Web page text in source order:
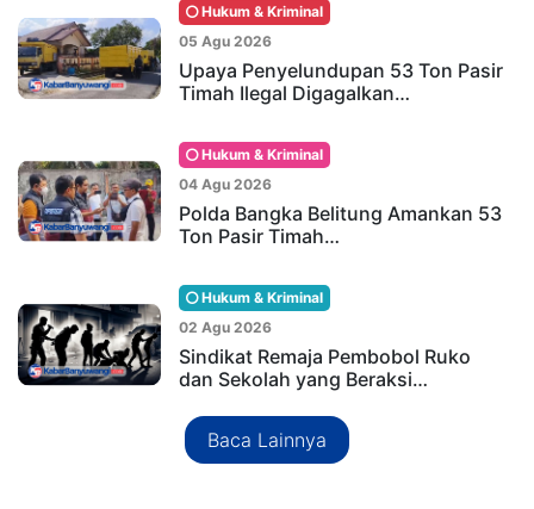
Hukum & Kriminal
05 Agu 2026
Upaya Penyelundupan 53 Ton Pasir
Timah Ilegal Digagalkan…
Hukum & Kriminal
04 Agu 2026
Polda Bangka Belitung Amankan 53
Ton Pasir Timah…
Hukum & Kriminal
02 Agu 2026
Sindikat Remaja Pembobol Ruko
dan Sekolah yang Beraksi…
Baca Lainnya